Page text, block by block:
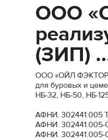
ООО
(ЗИП)
ООО «ОЙЛ
для буровых и
НБ-32, НБ-50, НБ-
АФНИ. 302441.005
АФНИ. 302441.005-
АФНИ. 302441.005-